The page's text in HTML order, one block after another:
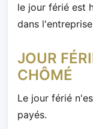
le jour férié est
dans
JOUR
CHÔMÉ
Le jour férié
payés.